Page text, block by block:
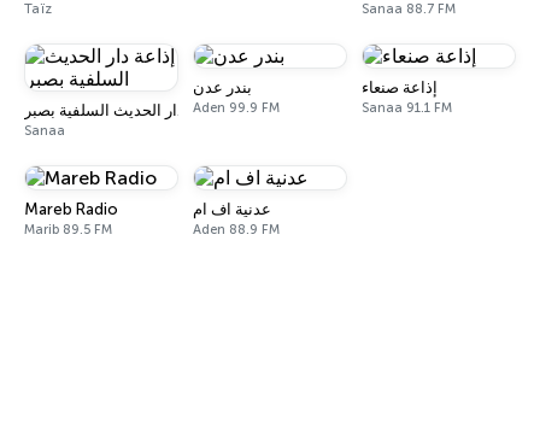
Taïz Sanaa 88.7 FM
إذاعة دار الحديث السلفية بصبر
Sanaa
بندر عدن
Aden 99.9 FM
إذاعة صنعاء
Sanaa 91.1 FM
Mareb Radio
Marib 89.5 FM
عدنية اف ام
Aden 88.9 FM